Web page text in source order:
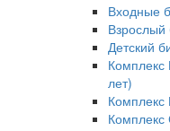
Входные
Взрослый
Детский
Комплекс
лет)
Комплекс
Комплекс